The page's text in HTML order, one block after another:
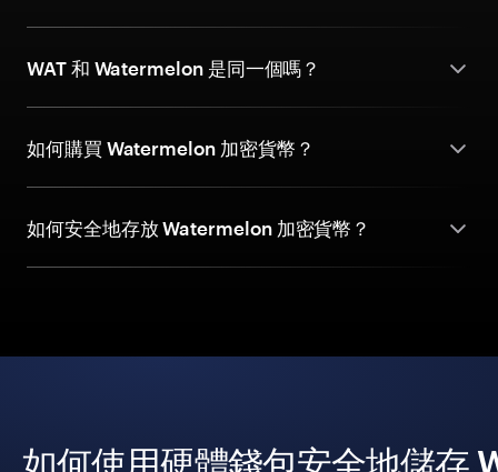
WAT 和 Watermelon 是同一個嗎？
如何購買 Watermelon 加密貨幣？
如何安全地存放 Watermelon 加密貨幣？
如何使用硬體錢包安全地儲存